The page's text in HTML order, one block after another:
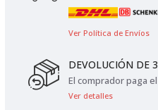
Ver Política de Envíos
DEVOLUCIÓN DE
El comprador paga
Ver detalles